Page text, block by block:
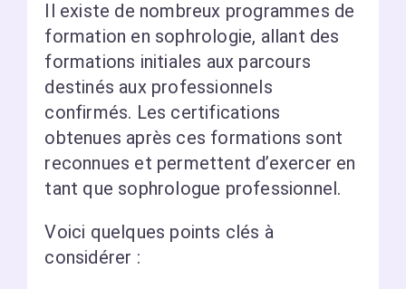
Il existe de nombreux programmes de
formation en sophrologie, allant des
formations initiales aux parcours
destinés aux professionnels
confirmés. Les certifications
obtenues après ces formations sont
reconnues et permettent d’exercer en
tant que sophrologue professionnel.
Voici quelques points clés à
considérer :